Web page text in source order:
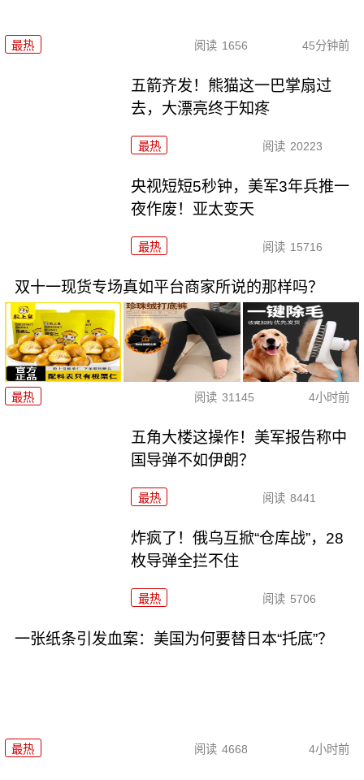
最热 阅读 1656 45分钟前
五箭齐发！熊猫这一巴掌扇过
去，大漂亮终于知疼
最热 阅读 20223
央视短短5秒钟，美军3年兵推一
夜作废！亚太变天
最热 阅读 15716
双十一现货专场真如平台商家所说的那样吗？
最热 阅读 31145 4小时前
五角大楼这操作！美军报告称中
国导弹不如伊朗？
最热 阅读 8441
炸疯了！俄乌互掀“仓库战”，28
枚导弹全拦不住
最热 阅读 5706
一张纸条引发血案：美国为何要替日本“托底”？
最热 阅读 4668 4小时前